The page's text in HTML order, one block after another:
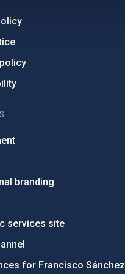
branding
services site
for Francisco Sánchez